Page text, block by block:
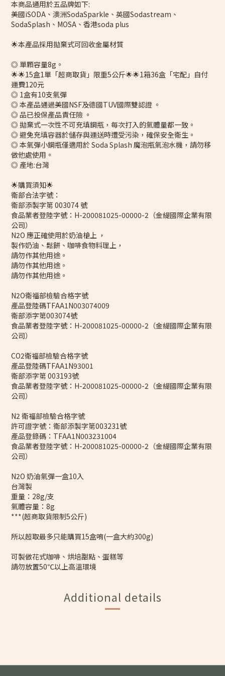
本商品通用於五品牌如下:
美國iSODA、澳洲SodaSparkle、英國Sodastream、
SodaSplash、MOSA、香港soda plus
🌟本產品採用拋棄式可回收金屬材質
◎ 單顆容量8g。
🌟🌟15盒1單「超商取貨」限重5公斤🌟🌟1箱36盒「宅配」自付
運費120元
◎ 1盒有10支氣彈
◎ 本產品通過美國NSF及德國TUV國際雙認證 。
◎ 品已投保產品責任險 。
◎ 拋棄式一次性不可充填鋼瓶，每次打入的氣體量都一致。
◎ 避免充填容器於儲存與運送時遭受污染，確保安全衛生。
◎ 本氣彈小鋼瓶僅適用於 Soda Splash 魔泡瓶氣泡水機，請勿移
做他處使用。
◎ 產地:台灣
🌟購買須知🌟
衛部合法字號：
衛部添製字第 003074 號
食品業者登陸字號：H-200081025-00000-2（金緹國際企業有限
公司）
N2O 應正確使用於奶油槍上 ，
製作奶油、鬆餅、咖啡食物料理上，
請勿作其他用途。
請勿作其他用途。
請勿作其他用途。
N2O衛福部檢驗合格字號
產品登陸碼TFAA1N003074009
衛部添字第003074號
食品業者登陸字號：H-200081025-00000-2（金緹國際企業有限
公司）
CO2衛福部檢驗合格字號
產品登陸碼TFAA1N93001
衛部添字第 003193號
食品業者登陸字號：H-200081025-00000-2（金緹國際企業有限
公司）
N2 衛福部檢驗合格字號
許可證字號：衛部添製字第003231號
產品登錄碼：TFAA1N003231004
食品業者登陸字號：H-200081025-00000-2（金緹國際企業有限
公司）
N2O 奶油氣彈一盒10入
台灣製
重量：28g/支
氣體容量：8g
***(超商取貨限制5公斤)
所以超取最多只能購買15盒唷(一盒大約300g)
可製做花式咖啡、烘培甜點、蛋糕等
請勿放置50℃以上高溫環境
Additional details